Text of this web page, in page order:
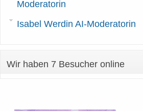
Moderatorin
Isabel Werdin AI-Moderatorin
Wir haben 7 Besucher online